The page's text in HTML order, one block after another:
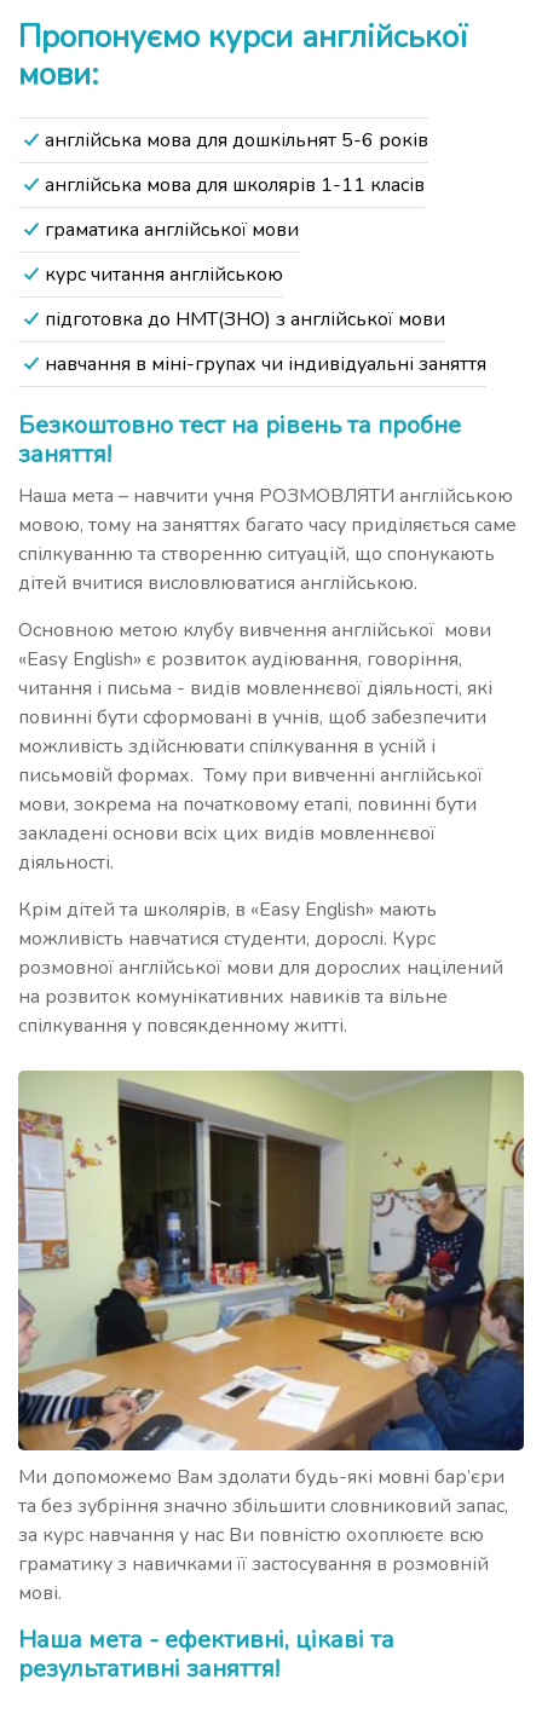
Пропонуємо курси англійської
мови:
англійська мова для дошкільнят 5-6 років
англійська мова для школярів 1-11 класів
граматика англійської мови
курс читання англійською
підготовка до НМТ(ЗНО) з англійської мови
навчання в міні-групах чи індивідуальні заняття
Безкоштовно тест на рівень та пробне
заняття!
Наша мета – навчити учня РОЗМОВЛЯТИ англійською
мовою, тому на заняттях багато часу приділяється саме
спілкуванню та створенню ситуацій, що спонукають
дітей вчитися висловлюватися англійською.
Основною метою клубу вивчення англійської мови
«Easy English» є розвиток аудіювання, говоріння,
читання і письма - видів мовленнєвої діяльності, які
повинні бути сформовані в учнів, щоб забезпечити
можливість здійснювати спілкування в усній і
письмовій формах. Тому при вивченні англійської
мови, зокрема на початковому етапі, повинні бути
закладені основи всіх цих видів мовленнєвої
діяльності.
Крім дітей та школярів, в «Easy English» мають
можливість навчатися студенти, дорослі. Курс
розмовної англійської мови для дорослих націлений
на розвиток комунікативних навиків та вільне
спілкування у повсякденному житті.
Ми допоможемо Вам здолати будь-які мовні бар’єри
та без зубріння значно збільшити словниковий запас,
за курс навчання у нас Ви повністю охоплюєте всю
граматику з навичками її застосування в розмовній
мові.
Наша мета - ефективні, цікаві та
результативні заняття!